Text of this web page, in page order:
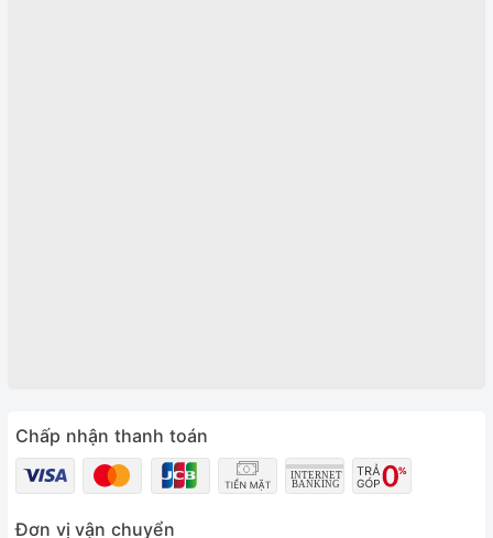
Chấp nhận thanh toán
Đơn vị vận chuyển